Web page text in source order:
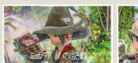
ミラプリの記録